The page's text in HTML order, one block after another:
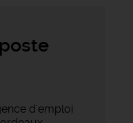
d'emploi